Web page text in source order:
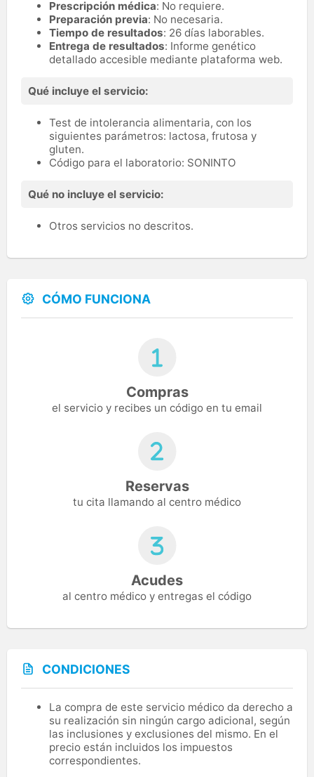
Prescripción médica: No requiere.
Preparación previa: No necesaria.
Tiempo de resultados: 26 días laborables.
Entrega de resultados: Informe genético
detallado accesible mediante plataforma web.
Qué incluye el servicio:
Test de intolerancia alimentaria, con los
siguientes parámetros: lactosa, frutosa y
gluten.
Código para el laboratorio: SONINTO
Qué no incluye el servicio:
Otros servicios no descritos.
CÓMO FUNCIONA
Compras
el servicio y recibes un código en tu email
Reservas
tu cita llamando al centro médico
Acudes
al centro médico y entregas el código
CONDICIONES
La compra de este servicio médico da derecho a
su realización sin ningún cargo adicional, según
las inclusiones y exclusiones del mismo. En el
precio están incluidos los impuestos
correspondientes.